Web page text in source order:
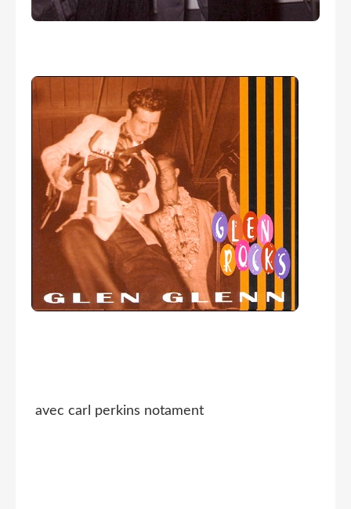
avec carl perkins notament